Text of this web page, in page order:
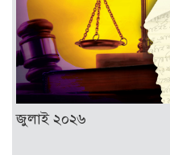
জুলাই ২০২৬